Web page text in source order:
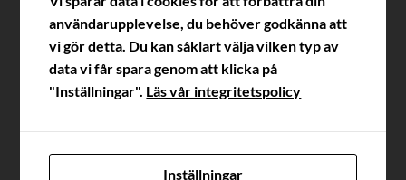
KORSSTYGN
användarupplevelse, du behöver godkänna att
vi gör detta. Du kan såklart välja vilken typ av
data vi får spara genom att klicka på
"Inställningar". Läs vår integritetspolicy
Inställningar